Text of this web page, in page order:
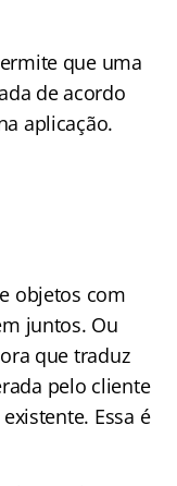
que uma
de acordo
aplicação.
objetos com
juntos. Ou
que traduz
pelo cliente
Essa é